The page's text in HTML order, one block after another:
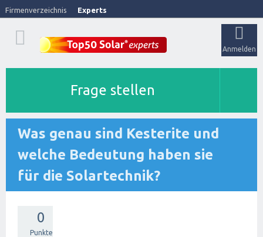
Firmenverzeichnis Experts
Anmelden
Frage stellen
Was genau sind Kesterite und
welche Bedeutung haben sie
für die Solartechnik?
0
Punkte